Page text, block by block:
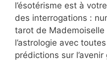
l’ésotérisme est à
des interrogations :
tarot de
l’astrologie avec
prédictions sur l’avenir